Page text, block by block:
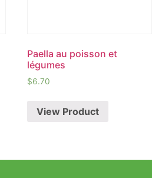
Paella au poisson et
légumes
$6.70
View Product